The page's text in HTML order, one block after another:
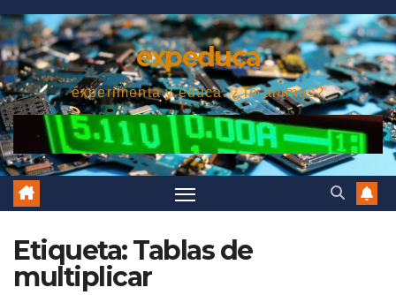
Saltar
al
contenido
expeduca
experimenta y educa. ¿Te animas?
Etiqueta:Tablas de
multiplicar